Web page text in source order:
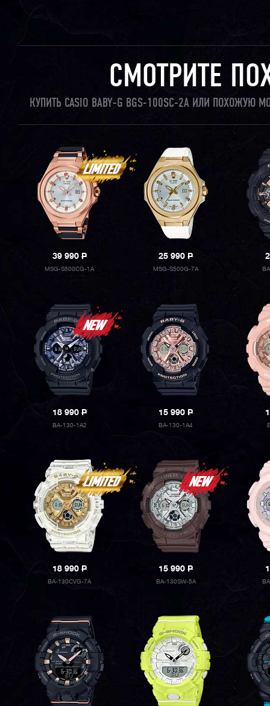
СМОТРИТЕ
КУПИТЬ CASIO BABY-G BGS-100SC-2A ИЛИ ПОХОЖУЮ
39 990P
MSG-S500CG-1A
25 990P
MSG-S500G-7A
18 990P
BA-130-1A2
15 990P
BA-130-1A4
18 990P
BA-130CVG-7A
15 990P
BA-130SW-5A